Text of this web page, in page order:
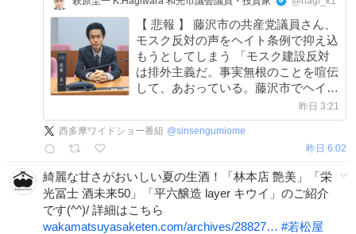
【 悲報 】 藤沢市の共産党議員さん、
モスク反対の声をヘイト条例で抑え込
もうとしてしまう 「モスク建設反対
は排外主義だ。事実無根のことを喧伝
して、あおっている。藤沢市でヘイト
スピーチ規制条例をつくるべきだ！」
じゃあ、あなたの家のとなりにモスク
ができても賛成するんですね？
昨日 3:21
西多摩ワイドショー番組 @sinsengumiome
昨日 6:02
綺麗な甘さがおいしい夏の生酒！「林本店 艶美」「栄
光冨士 酒未来50」「平六醸造 layer キウイ」のご紹介
です(^^)/ 詳細はこちら
wakamatsuyasaketen.com/archives/28827… #若松屋